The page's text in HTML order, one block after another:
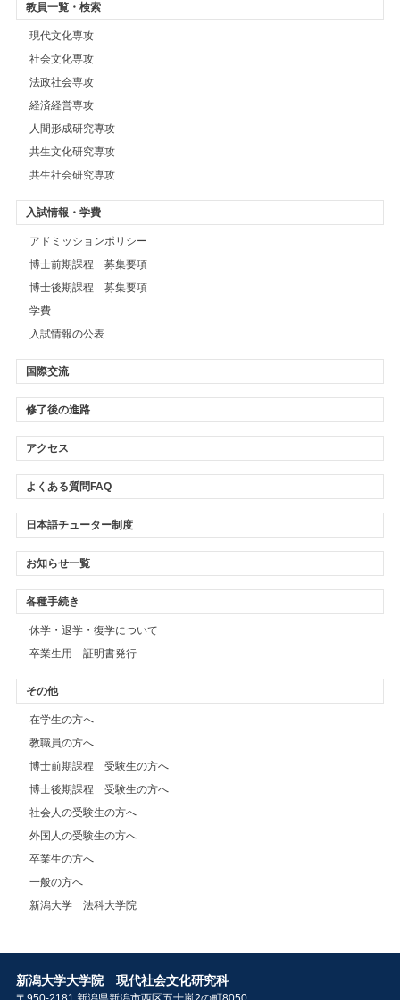
教員一覧・検索
現代文化専攻
社会文化専攻
法政社会専攻
経済経営専攻
人間形成研究専攻
共生文化研究専攻
共生社会研究専攻
入試情報・学費
アドミッションポリシー
博士前期課程 募集要項
博士後期課程 募集要項
学費
入試情報の公表
国際交流
修了後の進路
アクセス
よくある質問FAQ
日本語チューター制度
お知らせ一覧
各種手続き
休学・退学・復学について
卒業生用 証明書発行
その他
在学生の方へ
教職員の方へ
博士前期課程 受験生の方へ
博士後期課程 受験生の方へ
社会人の受験生の方へ
外国人の受験生の方へ
卒業生の方へ
一般の方へ
新潟大学 法科大学院
新潟大学大学院 現代社会文化研究科